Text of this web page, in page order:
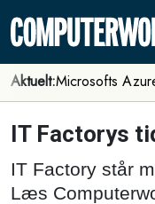
Aktuelt:Microsofts
IT Factorys
IT Factory står
Læs